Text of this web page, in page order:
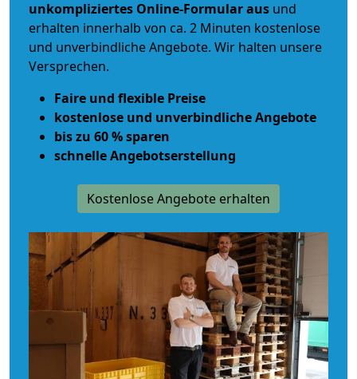
unkompliziertes Online-Formular aus und
erhalten innerhalb von ca. 2 Minuten kostenlose
und unverbindliche Angebote. Wir halten unsere
Versprechen.
Faire und flexible Preise
kostenlose und unverbindliche Angebote
bis zu 60 % sparen
schnelle Angebotserstellung
Kostenlose Angebote erhalten